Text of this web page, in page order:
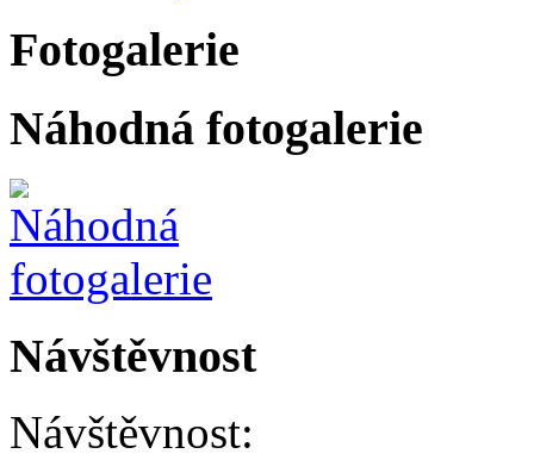
Fotogalerie
Náhodná fotogalerie
Návštěvnost
Návštěvnost: